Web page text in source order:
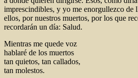
imprescindibles, y yo me enorgullezco de
ellos, por nuestros muertos, por los que
recordarán un día: Salud.
Mientras me quede voz
hablaré de los muertos
tan quietos, tan callados,
tan molestos.